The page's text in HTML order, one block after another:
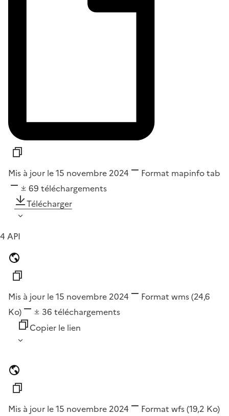
Mis à jour le 15 novembre 2024 Format mapinfo tab
69 téléchargements
Télécharger
4 API
Mis à jour le 15 novembre 2024 Format wms(24,6
Ko)
36 téléchargements
Copier le lien
Mis à jour le 15 novembre 2024 Format wfs(19,2 Ko)